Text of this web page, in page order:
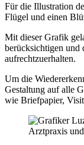
Für die Illustration
Flügel und einen
Mit dieser Grafik
berücksichtigen
aufrechtzuerhalten.
Um die
Gestaltung auf alle
wie Briefpapier,